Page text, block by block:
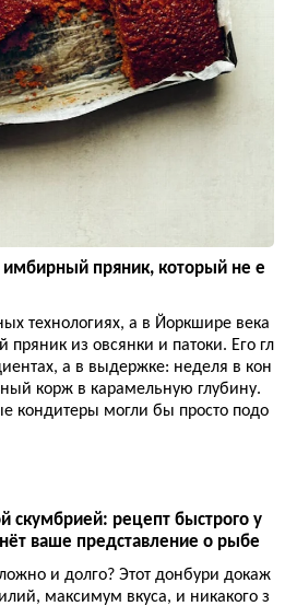
пряник, который не е
технологиях, а в Йоркшире века
из овсянки и патоки. Его гл
а в выдержке: неделя в кон
корж в карамельную глубину.
кондитеры могли бы просто подо